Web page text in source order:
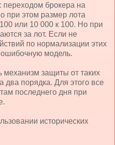
переходом брокера на
при этом размер лота
или 10 000 к 100. Но при
за лот. Если не
по нормализации этих
ошибочную модель.
механизм защиты от таких
два порядка. Для этого все
последнего дня при
исторических